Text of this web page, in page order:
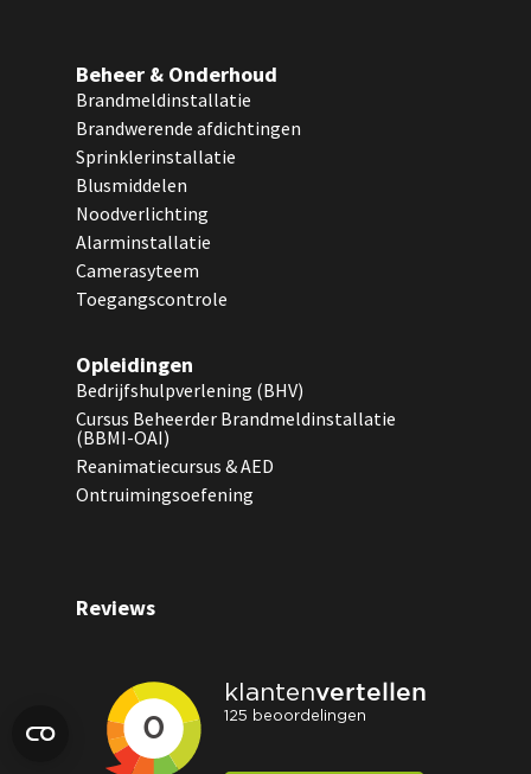
Beheer & Onderhoud
Brandmeldinstallatie
Brandwerende afdichtingen
Sprinklerinstallatie
Blusmiddelen
Noodverlichting
Alarminstallatie
Camerasyteem
Toegangscontrole
Opleidingen
Bedrijfshulpverlening (BHV)
Cursus Beheerder Brandmeldinstallatie
(BBMI-OAI)
Reanimatiecursus & AED
Ontruimingsoefening
Reviews